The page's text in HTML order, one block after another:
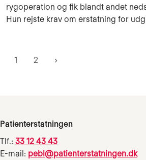
rygoperation og fik blandt andet
Hun rejste krav om erstatning for
1 2
Patienterstatningen
Tlf.: 33 12 43 43
E-mail: pebl@patienterstatningen.dk